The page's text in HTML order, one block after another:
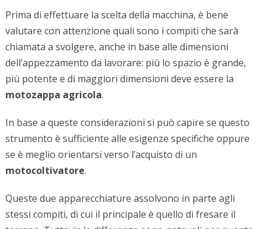
Prima di effettuare la scelta della macchina, è bene
valutare con attenzione quali sono i compiti che sarà
chiamata a svolgere, anche in base alle dimensioni
dell’appezzamento da lavorare: più lo spazio è grande,
più potente e di maggiori dimensioni deve essere la
motozappa agricola.
In base a queste considerazioni si può capire se questo
strumento è sufficiente alle esigenze specifiche oppure
se è meglio orientarsi verso l’acquisto di un
motocoltivatore.
Queste due apparecchiature assolvono in parte agli
stessi compiti, di cui il principale è quello di fresare il